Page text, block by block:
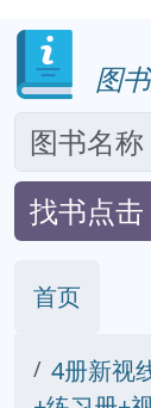
图
找书点击
首页
4册新视